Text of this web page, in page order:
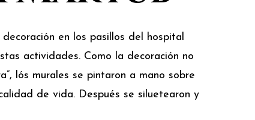
en los pasillos del hospital
actividades. Como la decoración no
lós murales se pintaron a mano sobre
de vida. Después se siluetearon y